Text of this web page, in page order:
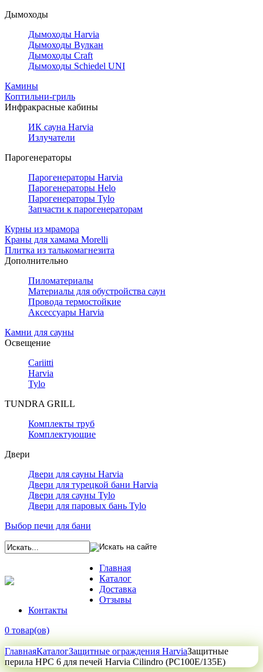
Дымоходы
Дымоходы Harvia
Дымоходы Вулкан
Дымоходы Craft
Дымоходы Schiedel UNI
Камины
Коптильни-гриль
Инфракрасные кабины
ИК сауна Harvia
Излучатели
Парогенераторы
Парогенераторы Harvia
Парогенераторы Helo
Парогенераторы Tylo
Запчасти к парогенераторам
Курны из мрамора
Краны для хамама Morelli
Плитка из талькомагнезита
Дополнительно
Пиломатериалы
Материалы для обустройства саун
Провода термостойкие
Аксессуары Harvia
Камни для сауны
Освещение
Cariitti
Harvia
Tylo
TUNDRA GRILL
Комплекты труб
Комплектующие
Двери
Двери для сауны Harvia
Двери для турецкой бани Harvia
Двери для сауны Tylo
Двери для паровых бань Tylo
Выбор печи для бани
Главная
Каталог
Доставка
Отзывы
Контакты
0 товар(ов)
ГлавнаяКаталогЗащитные ограждения HarviaЗащитные
перила HPC 6 для печей Harvia Cilindro (PC100E/135E)